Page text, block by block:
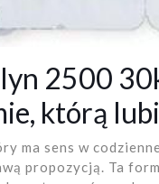
2500
którą
ma sens w
propozycją. Ta